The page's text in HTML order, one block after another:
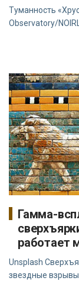
Туманность
Observatory/
Гамма-
работает
Unsplash
звездные